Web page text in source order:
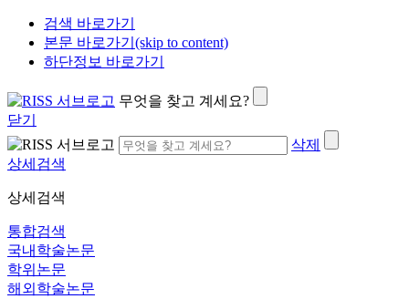
검색 바로가기
본문 바로가기(skip to content)
하단정보 바로가기
무엇을 찾고 계세요?
닫기
삭제
상세검색
상세검색
통합검색
국내학술논문
학위논문
해외학술논문